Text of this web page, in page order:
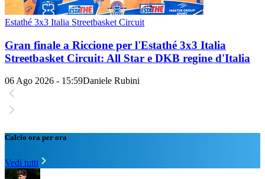
Estathé 3x3 Italia Streetbasket Circuit
Gran finale a Riccione per l'Estathé 3x3 Italia
Streetbasket Circuit: All Star e DKB regine d'Italia
06 Ago 2026 - 15:59Daniele Rubini
Calcio ora per ora
Vedi tutti